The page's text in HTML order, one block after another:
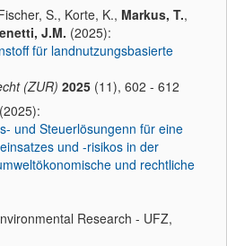
S., Korte, K., Markus, T.,
J.M. (2025):
für landnutzungsbasierte
(ZUR) 2025 (11), 602 - 612
(2025):
und Steuerlösungenn für eine
und -risikos in der
und rechtliche
Research - UFZ,